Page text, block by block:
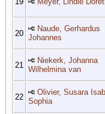
20
Naude, Gerhardus
Johannes
21
Niekerk, Johanna
Wilhelmina van
22
Olivier, Susara
Sophia